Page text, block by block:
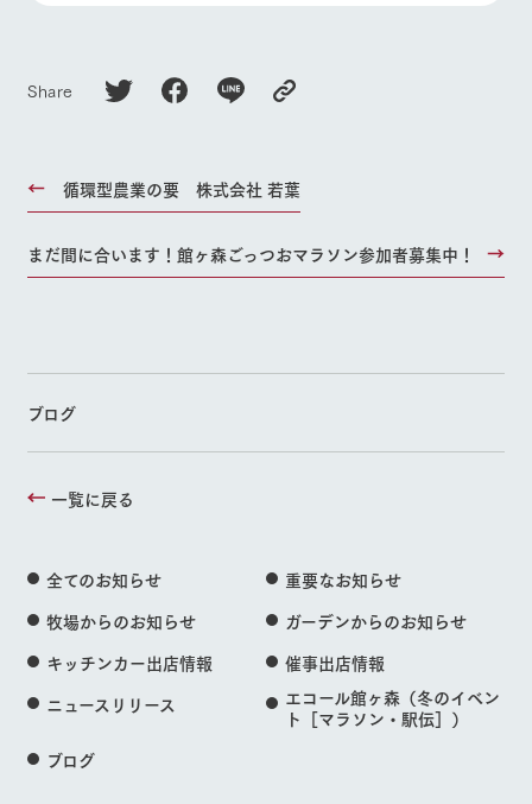
Share
循環型農業の要 株式会社 若葉
まだ間に合います！館ヶ森ごっつおマラソン参加者募集中！
ブログ
一覧に戻る
全てのお知らせ
重要なお知らせ
牧場からのお知らせ
ガーデンからのお知らせ
キッチンカー出店情報
催事出店情報
ニュースリリース
エコール館ヶ森（冬のイベン
ト［マラソン・駅伝］）
ブログ